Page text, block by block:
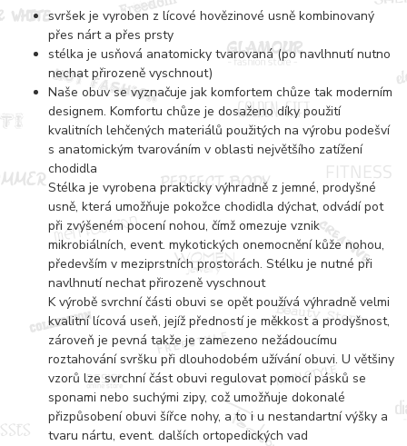
svršek je vyroben z lícové hovězinové usně kombinovaný
přes nárt a přes prsty
stélka je usňová anatomicky tvarovaná (po navlhnutí nutno
nechat přirozeně vyschnout)
Naše obuv se vyznačuje jak komfortem chůze tak moderním
designem. Komfortu chůze je dosaženo díky použití
kvalitních lehčených materiálů použitých na výrobu podešví
s anatomickým tvarováním v oblasti největšího zatížení
chodidla
Stélka je vyrobena prakticky výhradně z jemné, prodyšné
usně, která umožňuje pokožce chodidla dýchat, odvádí pot
při zvýšeném pocení nohou, čímž omezuje vznik
mikrobiálních, event. mykotických onemocnění kůže nohou,
především v meziprstních prostorách. Stélku je nutné při
navlhnutí nechat přirozeně vyschnout
K výrobě svrchní části obuvi se opět používá výhradně velmi
kvalitní lícová useň, jejíž předností je měkkost a prodyšnost,
zároveň je pevná takže je zamezeno nežádoucímu
roztahování svršku při dlouhodobém užívání obuvi. U většiny
vzorů lze svrchní část obuvi regulovat pomocí pásků se
sponami nebo suchými zipy, což umožňuje dokonalé
přizpůsobení obuvi šířce nohy, a to i u nestandartní výšky a
tvaru nártu, event. dalších ortopedických vad